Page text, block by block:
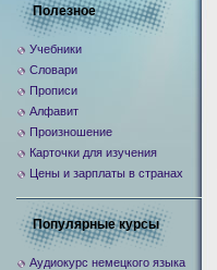
Полезное
Учебники
Словари
Прописи
Алфавит
Произношение
Карточки для изучения
Цены и зарплаты в странах
Популярные курсы
Аудиокурс немецкого языка